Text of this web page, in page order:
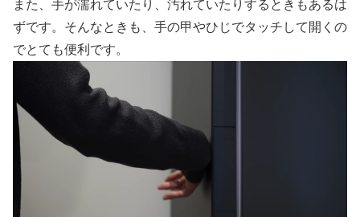
また、手が濡れていたり、汚れていたりするときもあるは
ずです。そんなときも、手の甲やひじでタッチして開くの
でとても便利です。